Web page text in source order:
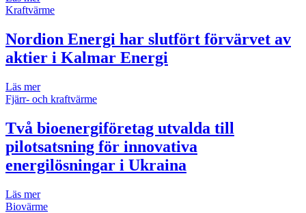
Kraftvärme
Nordion Energi har slutfört förvärvet av
aktier i Kalmar Energi
Läs mer
Fjärr- och kraftvärme
Två bioenergiföretag utvalda till
pilotsatsning för innovativa
energilösningar i Ukraina
Läs mer
Biovärme